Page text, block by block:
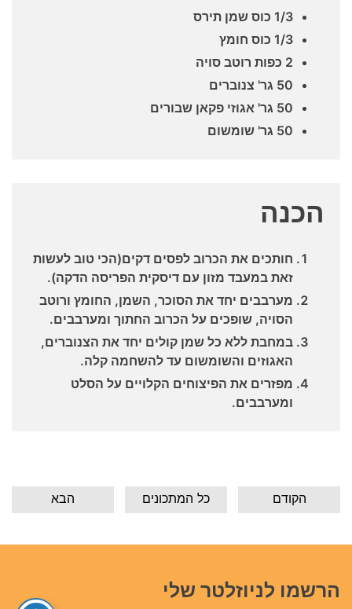
1/3 כוס שמן תירס
1/3 כוס חומץ
2 כפות רוטב סויה
50 גר' צנוברים
50 גר' אגוזי פקאן שבורים
50 גר' שומשום
הכנה
חותכים את הכרוב לפסים דקים(הכי טוב לעשות
זאת במעבד מזון עם דיסקית הפריסה הדקה).
מערבבים יחד את הסוכר, השמן, החומץ ורוטב
הסויה, שופכים על הכרוב החתוך ומערבבים.
במחבת ללא כל שמן קולים יחד את הצנוברים,
האגוזים והשומשום עד להשחמה קלה.
מפזרים את הפיצוחים הקלויים על הסלט
ומערבבים.
הבא כל המתכונים הקודם
הרשמו לניוזלטר שלי